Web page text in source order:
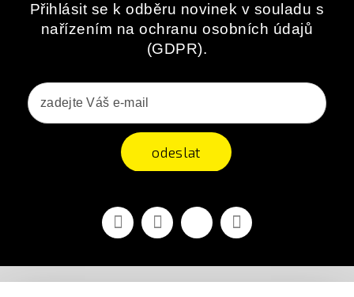
Přihlásit se k odběru novinek v souladu s
nařízením na ochranu osobních údajů
(GDPR).
odeslat
FacebookYouTubeVimeo Instagram